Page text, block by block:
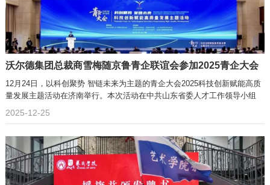
沃尔德集团总裁商雪梅随京鲁青企联谊会参加2025青企大会
12月24日，以科创聚势 智链未来为主题的青企大会2025科技创新赋能高质
量发展主题活动在济南举行。本次活动在中共山东省委人才工作领导小组
2025-12-25